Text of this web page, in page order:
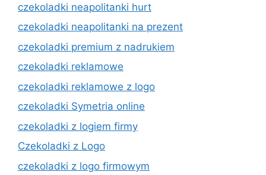
czekoladki neapolitanki hurt
czekoladki neapolitanki na prezent
czekoladki premium z nadrukiem
czekoladki reklamowe
czekoladki reklamowe z logo
czekoladki Symetria online
czekoladki z logiem firmy
Czekoladki z Logo
czekoladki z logo firmowym